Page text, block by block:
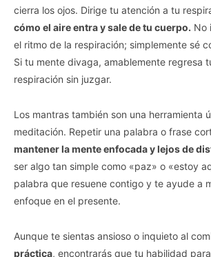
cierra los ojos. Dirige tu atención a tu
cómo el aire entra y sale de tu cuerpo. No
el ritmo de la respiración; simplemente sé
Si tu mente divaga, amablemente regresa
respiración sin juzgar.
Los mantras también son una herramienta
meditación. Repetir una palabra o frase
mantener la mente enfocada y lejos de
ser algo tan simple como «paz» o «estoy
palabra que resuene contigo y te ayude a
enfoque en el presente.
Aunque te sientas ansioso o inquieto al
práctica, encontrarás que tu habilidad